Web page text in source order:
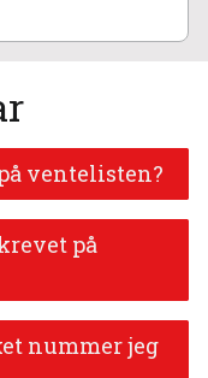
ventelisten?
på
nummer jeg